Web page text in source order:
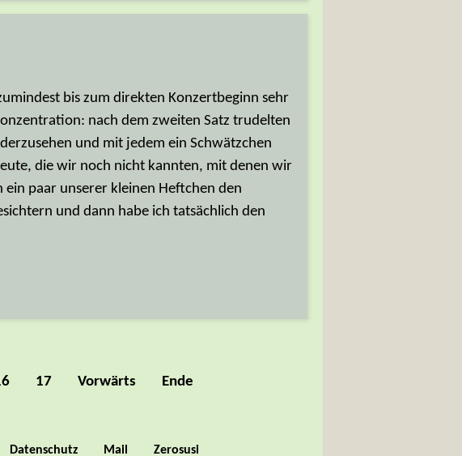
bis zum direkten Konzertbeginn sehr
nach dem zweiten Satz trudelten
und mit jedem ein Schwätzchen
die wir noch nicht kannten, mit denen wir
paar unserer kleinen Heftchen den
und dann habe ich tatsächlich den
17 Vorwärts Ende
Datenschutz Mail Zerosusi